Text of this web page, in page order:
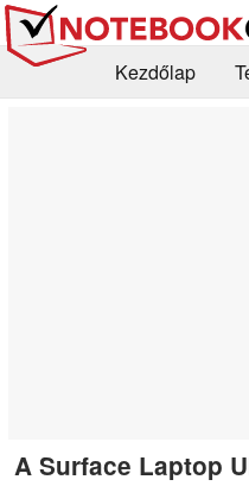
Kezdőlap
A Surface Laptop